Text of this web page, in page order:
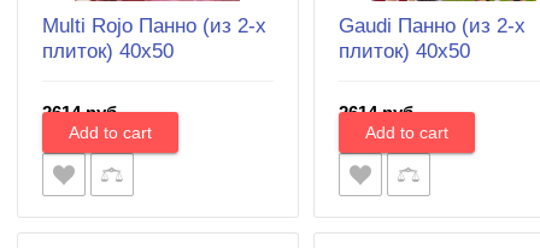
Multi Rojo Панно (из 2-х
плиток) 40х50
2614 руб.
Gaudi Панно (из 2-х
плиток) 40х50
2614 руб.